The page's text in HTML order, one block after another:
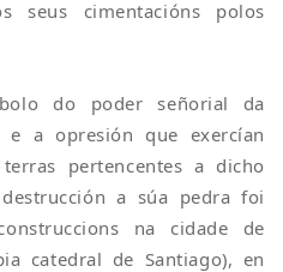
seus cimentacións polos
do poder señorial da
e a opresión que exercían
pertencentes a dicho
a súa pedra foi
na cidade de
catedral de Santiago), en